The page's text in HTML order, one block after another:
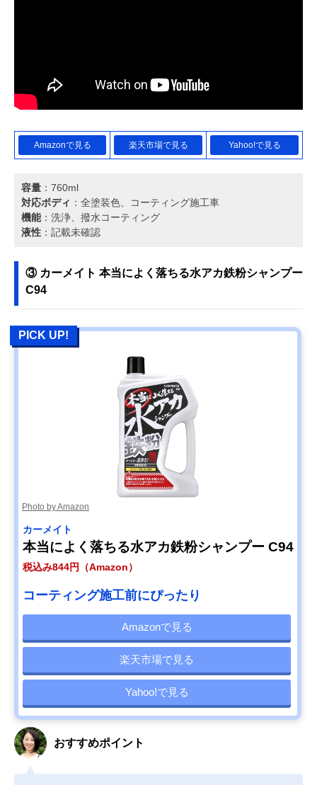
Amazonで見る 楽天市場で見る Yahoo!で見る
容量 ：760ml
対応ボディ ：全塗装色、コーティング施工車
機能：洗浄、撥水コーティング
液性 ：記載未確認
③ カーメイト 本当によく落ちる水アカ鉄粉シャンプー
C94
PICK UP!
Photo by Amazon
カーメイト
本当によく落ちる水アカ鉄粉シャンプー C94
税込み844円（Amazon）
コーティング施工前にぴったり
Amazonで見る
楽天市場で見る
Yahoo!で見る
おすすめポイント